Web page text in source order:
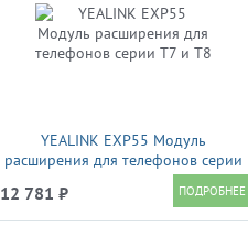
YEALINK EXP55 Модуль
расширения для телефонов серии
12 781 ₽